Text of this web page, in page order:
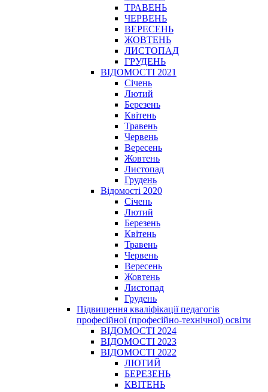
ТРАВЕНЬ
ЧЕРВЕНЬ
ВЕРЕСЕНЬ
ЖОВТЕНЬ
ЛИСТОПАД
ГРУДЕНЬ
ВІДОМОСТІ 2021
Січень
Лютий
Березень
Квітень
Травень
Червень
Вересень
Жовтень
Листопад
Грудень
Відомості 2020
Січень
Лютий
Березень
Квітень
Травень
Червень
Вересень
Жовтень
Листопад
Грудень
Підвищення кваліфікації педагогів
професійної (професійно-технічної) освіти
ВІДОМОСТІ 2024
ВІДОМОСТІ 2023
ВІДОМОСТІ 2022
ЛЮТИЙ
БЕРЕЗЕНЬ
КВІТЕНЬ